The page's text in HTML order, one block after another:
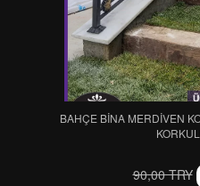
BAHÇE BİNA MERDİVEN
90,00 TRY